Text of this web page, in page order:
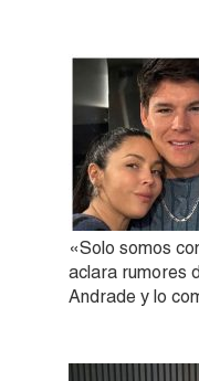
«Solo somos
aclara rumores
Andrade y lo